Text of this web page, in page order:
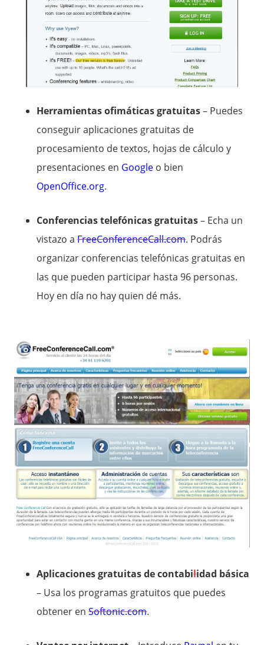
Herramientas ofimáticas gratuitas– Puedes
conseguir aplicaciones gratuitas de
procesamiento de textos, hojas de cálculo y
presentaciones en Google o bien
OpenOffice.org.
Conferencias telefónicas gratuitas– Echa un
vistazo aFreeConferenceCall.com. Podrás
organizar conferencias telefónicas gratuitas en
las que pueden participar hasta 96 personas.
Hoy en día no hay quien dé más.
Aplicaciones gratuitas de contabilidad básica
– Usa los programas gratuitos que puedes
obtener enSoftonic.com.